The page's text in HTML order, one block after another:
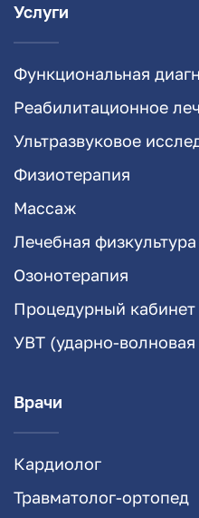
Услуги
Функциональная
Реабилитационное
Ультразвуковое
Физиотерапия
Массаж
Лечебная физкультура
Озонотерапия
Процедурный кабинет
УВТ (ударно-волновая
Врачи
Кардиолог
Травматолог-ортопед